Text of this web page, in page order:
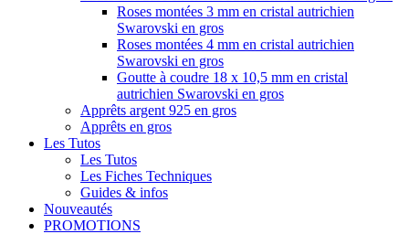
Roses montées 3 mm en cristal autrichien
Swarovski en gros
Roses montées 4 mm en cristal autrichien
Swarovski en gros
Goutte à coudre 18 x 10,5 mm en cristal
autrichien Swarovski en gros
Apprêts argent 925 en gros
Apprêts en gros
Les Tutos
Les Tutos
Les Fiches Techniques
Guides & infos
Nouveautés
PROMOTIONS